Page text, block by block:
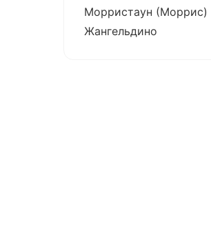
Морристаун (Моррис)
Жангельдино